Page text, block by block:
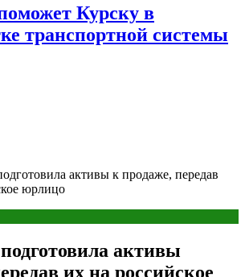
Курску в
транспортной системы
активы к продаже, передав
юрлицо
активы
их на российское